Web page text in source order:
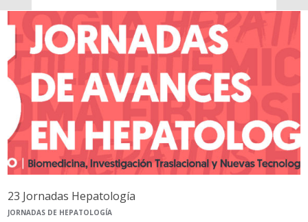
23 Jornadas Hepatología
JORNADAS DE HEPATOLOGÍA